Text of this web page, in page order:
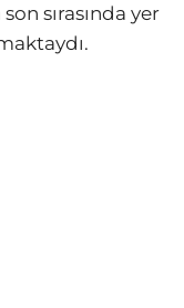
sırasında yer